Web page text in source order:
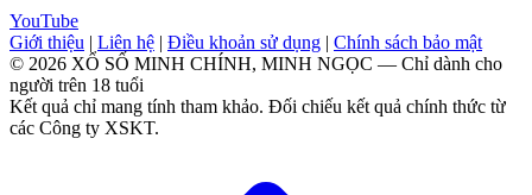
YouTube
Giới thiệu | Liên hệ | Điều khoản sử dụng | Chính sách bảo mật
© 2026 XỔ SỐ MINH CHÍNH, MINH NGỌC — Chỉ dành cho
người trên 18 tuổi
Kết quả chỉ mang tính tham khảo. Đối chiếu kết quả chính thức từ
các Công ty XSKT.